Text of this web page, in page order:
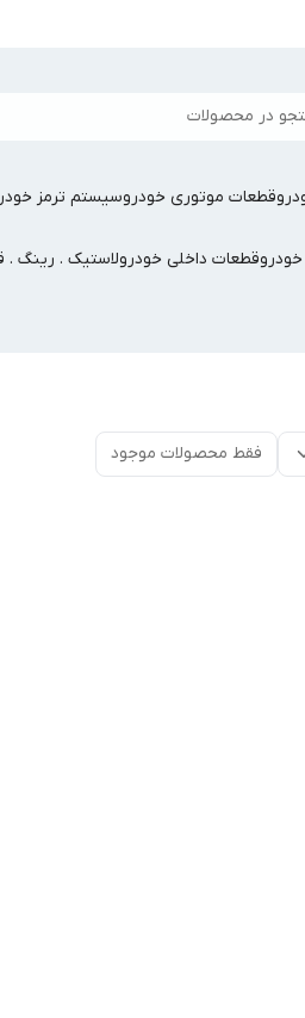
در محصولات
قطعات موتوری خودروسیستم ترمز
قطعات داخلی خودرولاستیک . رینگ .
فقط محصولات موجود